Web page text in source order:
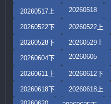
20260517上 20260518
20260522下 20260522上
20260528下 20260529上
20260604下 20260605
20260611上 20260612下
20260618下 20260618上